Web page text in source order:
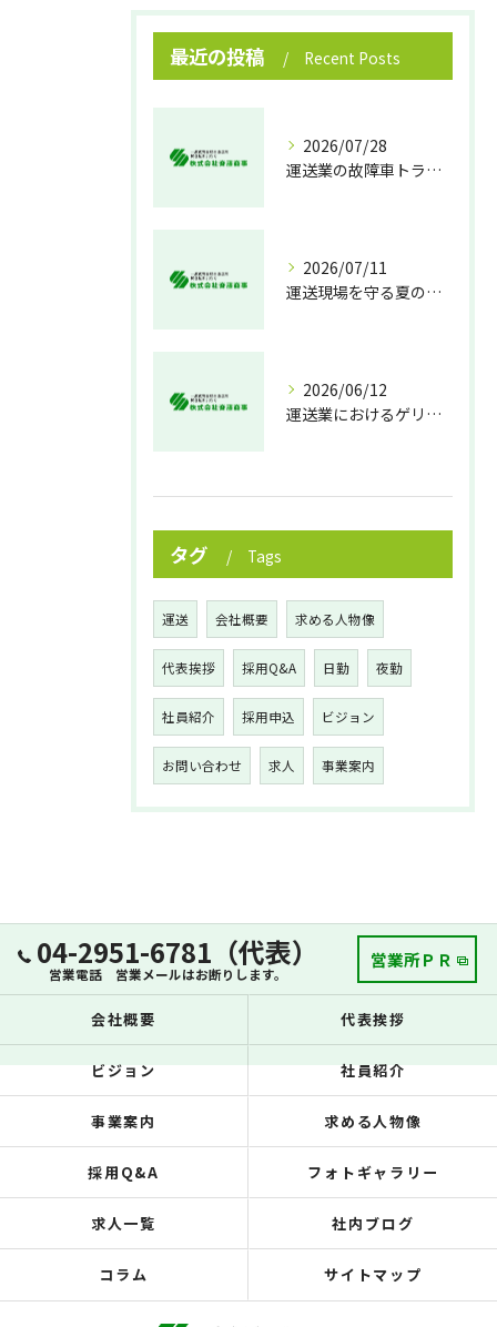
最近の投稿 Recent Posts
2026/07/28
運送業の故障車トラブル即時対処法
2026/07/11
運送現場を守る夏の熱中症対策
2026/06/12
運送業におけるゲリラ豪雨対策の実践法
タグ Tags
運送 会社概要 求める人物像
代表挨拶 採用Q&A 日勤 夜勤
社員紹介 採用申込 ビジョン
お問い合わせ 求人 事業案内
04-2951-6781（代表）
営業電話 営業メールはお断りします。
営業所ＰＲ
会社概要 代表挨拶
ビジョン 社員紹介
事業案内 求める人物像
採用Q&A フォトギャラリー
求人一覧 社内ブログ
コラム サイトマップ